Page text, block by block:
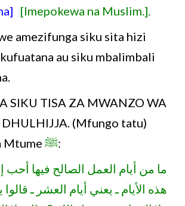
[Imepokewa na Muslim.].
amezifunga siku sita hizi
au siku mbalimbali
SIKU TISA ZA MWANZO WA
(Mfungo tatu)
Mtume ﷺ:
ما من أيام العمل الصالح فيها أحب
هذه الأيام ـ يعني أيام العشر ـ